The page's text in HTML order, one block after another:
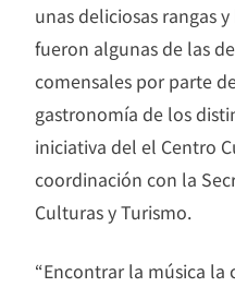
unas deliciosas rangas
fueron algunas de las
comensales por parte
gastronomía de los
iniciativa del el Centro
coordinación con la
Culturas y Turismo.
“Encontrar la música la